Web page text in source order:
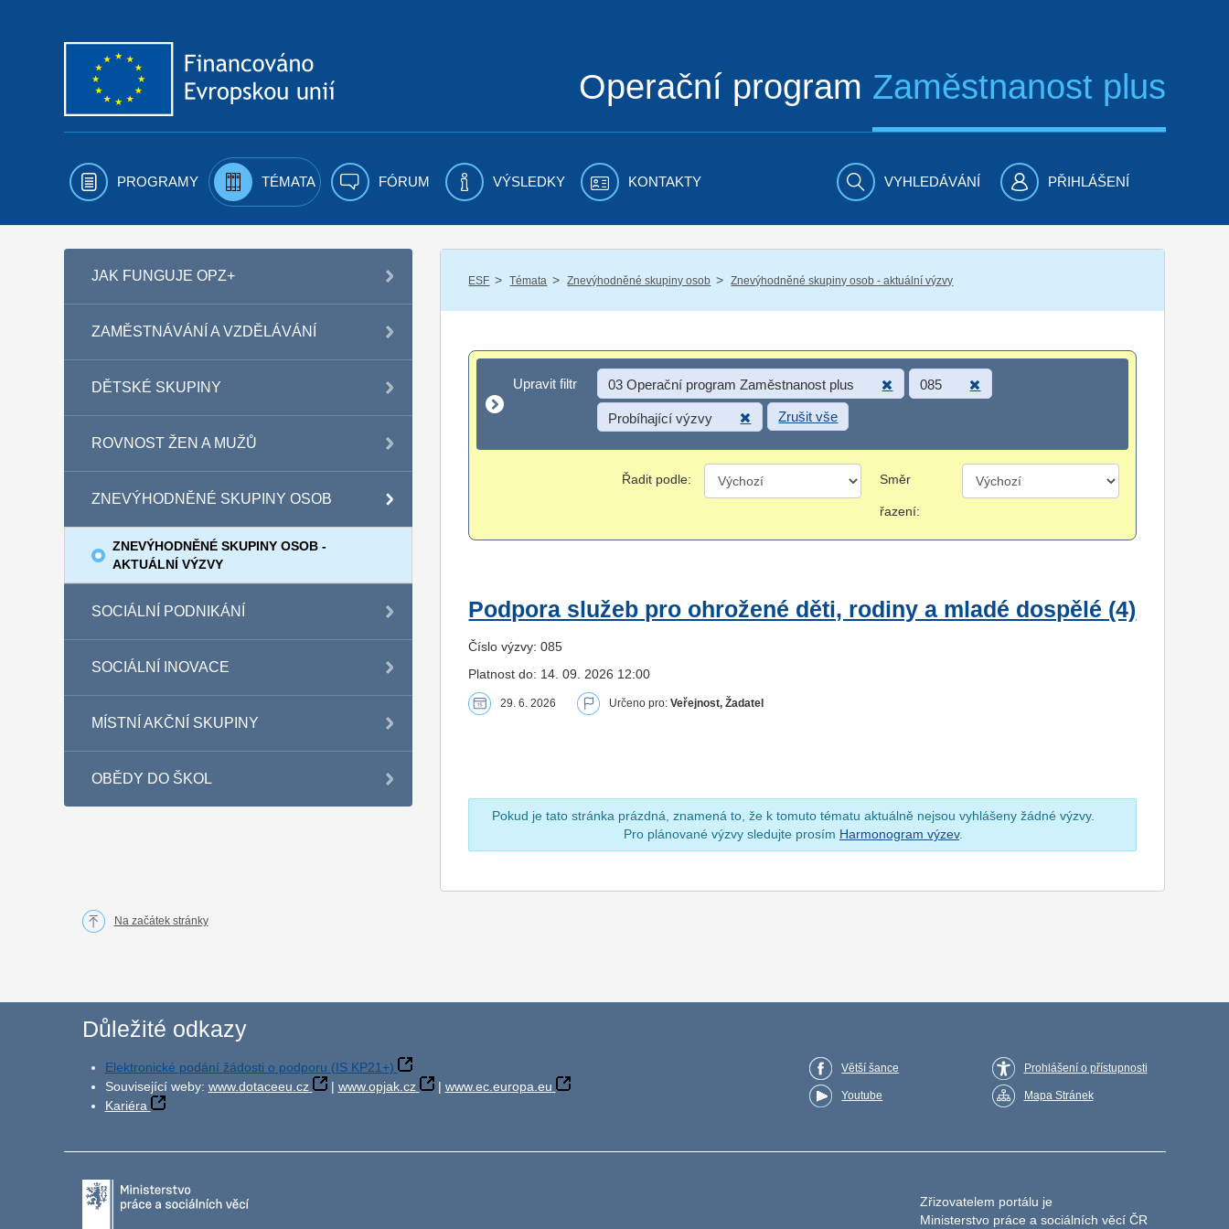
Operační program Zaměstnanost plus
PROGRAMY TÉMATA FÓRUM VÝSLEDKY KONTAKTY VYHLEDÁVÁNÍ PŘIHLÁŠENÍ
JAK FUNGUJE OPZ+
ZAMĚSTNÁVÁNÍ A VZDĚLÁVÁNÍ
DĚTSKÉ SKUPINY
ROVNOST ŽEN A MUŽŮ
ZNEVÝHODNĚNÉ SKUPINY OSOB
ZNEVÝHODNĚNÉ SKUPINY OSOB -
AKTUÁLNÍ VÝZVY
SOCIÁLNÍ PODNIKÁNÍ
SOCIÁLNÍ INOVACE
MÍSTNÍ AKČNÍ SKUPINY
OBĚDY DO ŠKOL
ESF / Témata / Znevýhodněné skupiny osob / Znevýhodněné skupiny osob - aktuální výzvy
Upravit filtr
Upravit filtr 03 Operační program Zaměstnanost plus 085
Probíhající výzvy Zrušit vše
Řadit podle: Směr
řazení:
Podpora služeb pro ohrožené děti, rodiny a mladé dospělé (4)
Číslo výzvy: 085
Platnost do: 14. 09. 2026 12:00
29. 6. 2026 Určeno pro:Veřejnost, Žadatel
Pokud je tato stránka prázdná, znamená to, že k tomuto tématu aktuálně nejsou vyhlášeny žádné výzvy.
Pro plánované výzvy sledujte prosím Harmonogram výzev.
Na začátek stránky
Důležité odkazy
Elektronické podání žádosti o podporu (IS KP21+)
Související weby: www.dotaceeu.cz | www.opjak.cz | www.ec.europa.eu
Kariéra
Větší šance
Youtube
Prohlášení o přístupnosti
Mapa Stránek
Zřizovatelem portálu je
Ministerstvo práce a sociálních věcí ČR